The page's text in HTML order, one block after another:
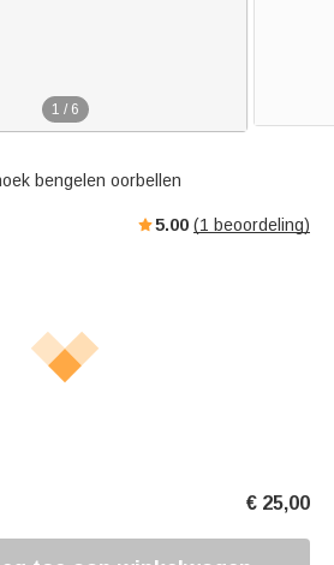
1 / 6
bengelen oorbellen
5.00 (1 beoordeling)
€ 25,00